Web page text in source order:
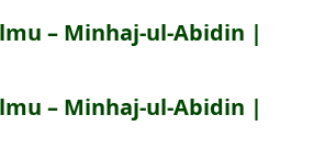
– Minhaj-ul-Abidin |
– Minhaj-ul-Abidin |